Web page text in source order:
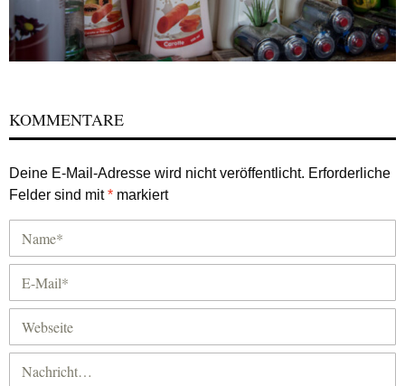
KOMMENTARE
Deine E-Mail-Adresse wird nicht veröffentlicht. Erforderliche
Felder sind mit* markiert